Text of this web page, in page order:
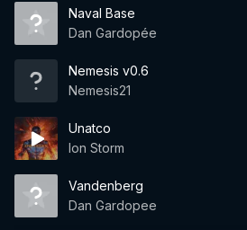
Naval Base
Dan Gardopée
Nemesis v0.6
Nemesis21
Unatco
Ion Storm
Vandenberg
Dan Gardopee